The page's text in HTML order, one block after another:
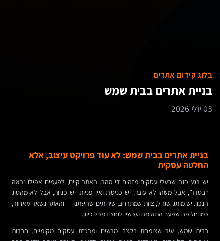
בלוג קידום אתרים
בניית אתרים בבית שמש
03 יולי 2026
בניית אתרים בבית שמש: לא עוד פרויקט עיצוב, אלא
החלטה עסקית
יש רגע כזה שבעלי עסקים מזהים די מהר. האתר קיים, לפעמים אפילו נראה
“בסדר”, אבל משהו לא עובד. יש כניסות ואין פניות. יש פניות, אבל לא מהסוג
הנכון. יש מותג שגדל, צוות שמתרחב, שירותים שהשתנו — והאתר נשאר מאחור,
כמו חליפה שפעם התאימה ועכשיו לוחצת מכל כיוון.
בבית שמש, עיר שצומחת בקצב מרשים ומרכזת עסקים מקומיים, חברות